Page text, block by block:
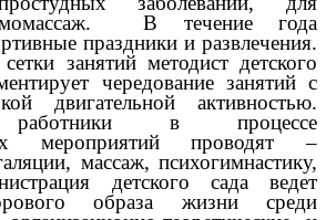
В течение года
праздники и развлечения.
занятий методист детского
чередование занятий с
двигательной активностью.
работники в процессе
мероприятий проводят –
массаж, психогимнастику,
детского сада ведет
образа жизни среди